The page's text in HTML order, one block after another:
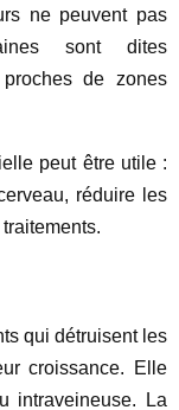
ne peuvent pas
sont dites
de zones
peut être utile :
réduire les
qui détruisent les
croissance. Elle
intraveineuse. La